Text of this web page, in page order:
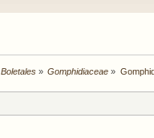
Boletales» Gomphidiaceae »